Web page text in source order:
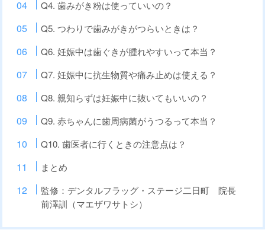
Q4. 歯みがき粉は使っていいの？
Q5. つわりで歯みがきがつらいときは？
Q6. 妊娠中は歯ぐきが腫れやすいって本当？
Q7. 妊娠中に抗生物質や痛み止めは使える？
Q8. 親知らずは妊娠中に抜いてもいいの？
Q9. 赤ちゃんに歯周病菌がうつるって本当？
Q10. 歯医者に行くときの注意点は？
まとめ
監修：デンタルフラッグ・ステージ二日町 院長
前澤訓（マエザワサトシ）